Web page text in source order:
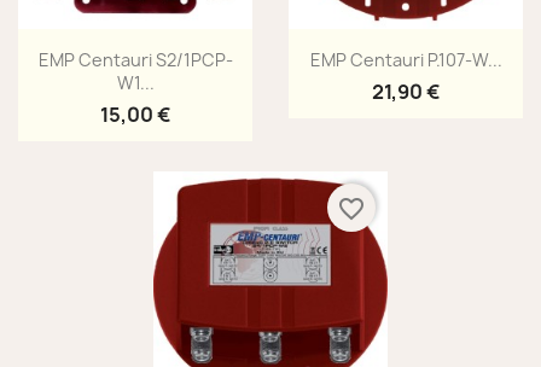
Aperçu rapide
EMP Centauri S2/1PCP-
W1...
15,00 €
Aperçu rapide
EMP Centauri P.107-W...
21,90 €
favorite_border